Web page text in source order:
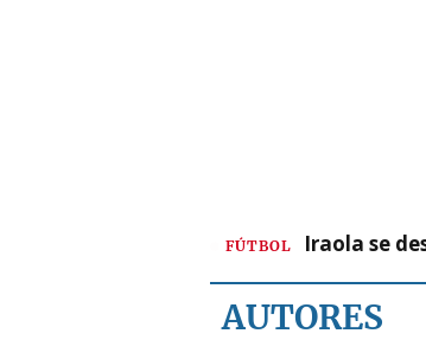
FÚTBOL Iraola se
AUTORES